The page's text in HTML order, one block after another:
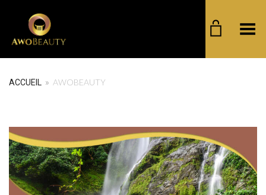
Basculer le menu
ACCUEIL » AWOBEAUTY